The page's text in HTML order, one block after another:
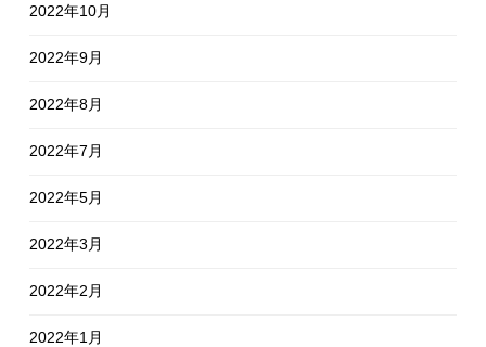
2022年10月
2022年9月
2022年8月
2022年7月
2022年5月
2022年3月
2022年2月
2022年1月